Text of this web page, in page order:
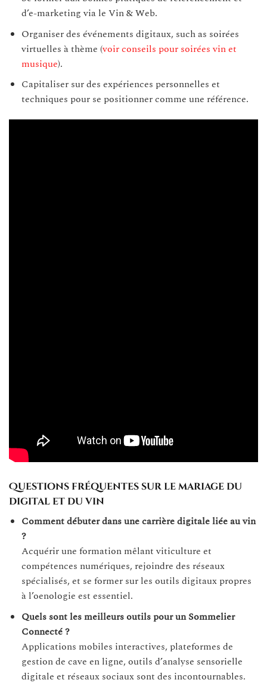
d’e-marketing via le Vin & Web.
Organiser des événements digitaux, such as soirées
virtuelles à thème (voir conseils pour soirées vin et
musique).
Capitaliser sur des expériences personnelles et
techniques pour se positionner comme une référence.
Questions fréquentes sur le mariage du
digital et du vin
Comment débuter dans une carrière digitale liée au vin
?
Acquérir une formation mêlant viticulture et
compétences numériques, rejoindre des réseaux
spécialisés, et se former sur les outils digitaux propres
à l’oenologie est essentiel.
Quels sont les meilleurs outils pour un Sommelier
Connecté ?
Applications mobiles interactives, plateformes de
gestion de cave en ligne, outils d’analyse sensorielle
digitale et réseaux sociaux sont des incontournables.